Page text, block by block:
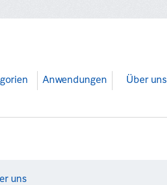
Anwendungen Über uns
uns